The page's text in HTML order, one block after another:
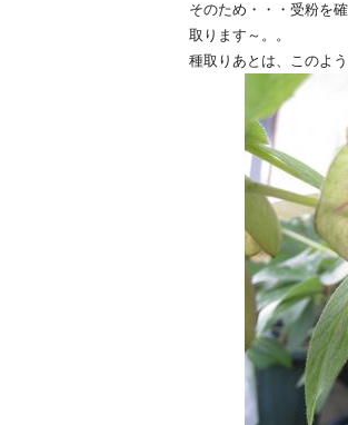
そのため・・・受粉を
取ります～。。
種取りあとは、このよ